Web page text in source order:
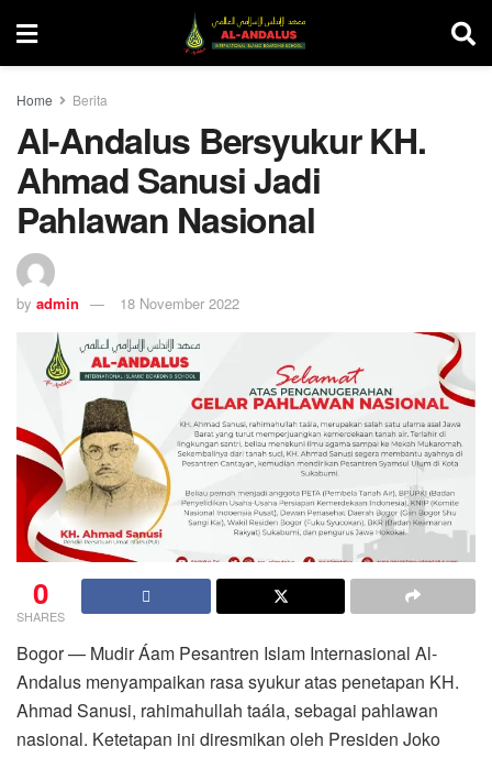
Home Berita
Al-Andalus Bersyukur KH.
Ahmad Sanusi Jadi
Pahlawan Nasional
by admin 18 November 2022
0
SHARES
Bogor — Mudir Áam Pesantren Islam Internasional Al-
Andalus menyampaikan rasa syukur atas penetapan KH.
Ahmad Sanusi, rahimahullah taála, sebagai pahlawan
nasional. Ketetapan ini diresmikan oleh Presiden Joko